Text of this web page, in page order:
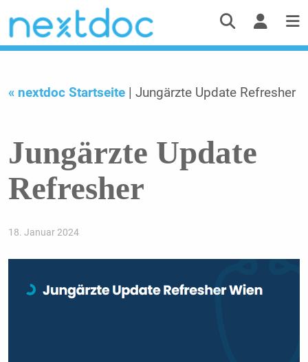
« nextdoc Startseite | Jungärzte Update Refresher
Jungärzte Update
Refresher
18. Januar 2024